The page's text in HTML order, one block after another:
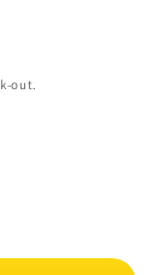
out.